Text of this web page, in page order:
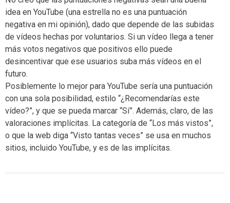
idea en YouTube (una estrella no es una puntuación
negativa en mi opinión), dado que depende de las subidas
de vídeos hechas por voluntarios. Si un vídeo llega a tener
más votos negativos que positivos ello puede
desincentivar que ese usuarios suba más vídeos en el
futuro.
Posiblemente lo mejor para YouTube sería una puntuación
con una sola posibilidad, estilo “¿Recomendarías este
vídeo?”, y que se pueda marcar “Sí”. Además, claro, de las
valoraciones implícitas. La categoría de “Los más vistos”,
o que la web diga “Visto tantas veces” se usa en muchos
sitios, incluido YouTube, y es de las implícitas.